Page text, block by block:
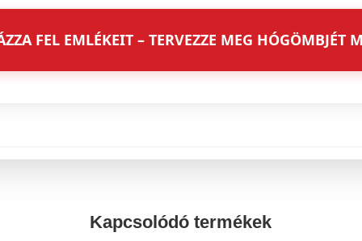
FEL EMLÉKEIT – TERVEZZE MEG HÓGÖMBJÉT
Kapcsolódó termékek